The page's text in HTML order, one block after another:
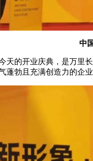
中
的开业庆典，是万里长
蓬勃且充满创造力的企